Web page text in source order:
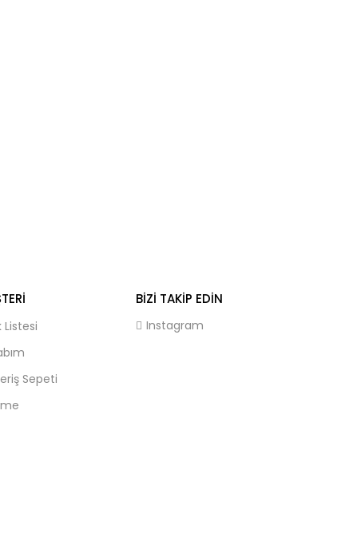
Listesi
Sepeti
BIZI TAKIP EDIN
Instagram